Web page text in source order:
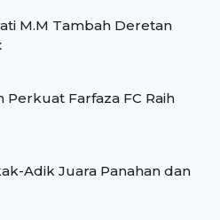
M.M Tambah Deretan
Perkuat Farfaza FC Raih
Adik Juara Panahan dan